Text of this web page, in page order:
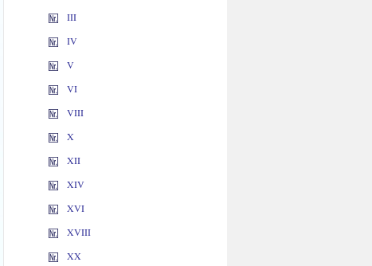
III
IV
V
VI
VIII
X
XII
XIV
XVI
XVIII
XX